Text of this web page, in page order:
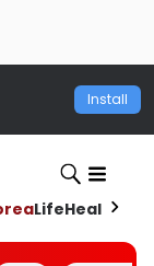
Install
LifeHealth